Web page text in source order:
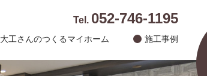
大工さんのつくるマイホーム 施工事例
Tel. 052-746-1195